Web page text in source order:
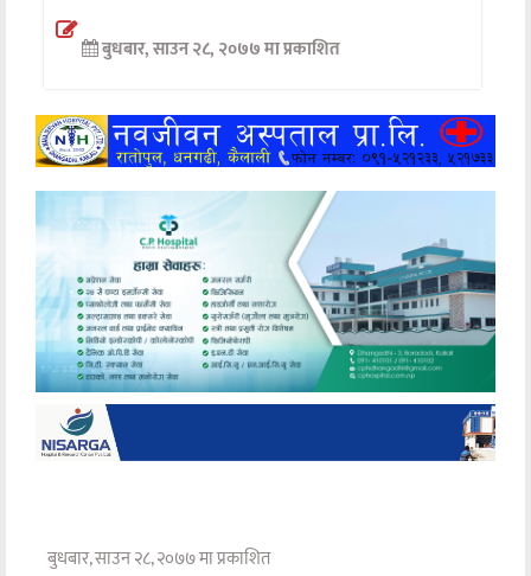
अन्तर्वार्ता
खेलकुद
मनोरञ्जन
अन्य
बुधबार, साउन २८, २०७७ मा प्रकाशित
बुधबार, साउन २८, २०७७ मा प्रकाशित